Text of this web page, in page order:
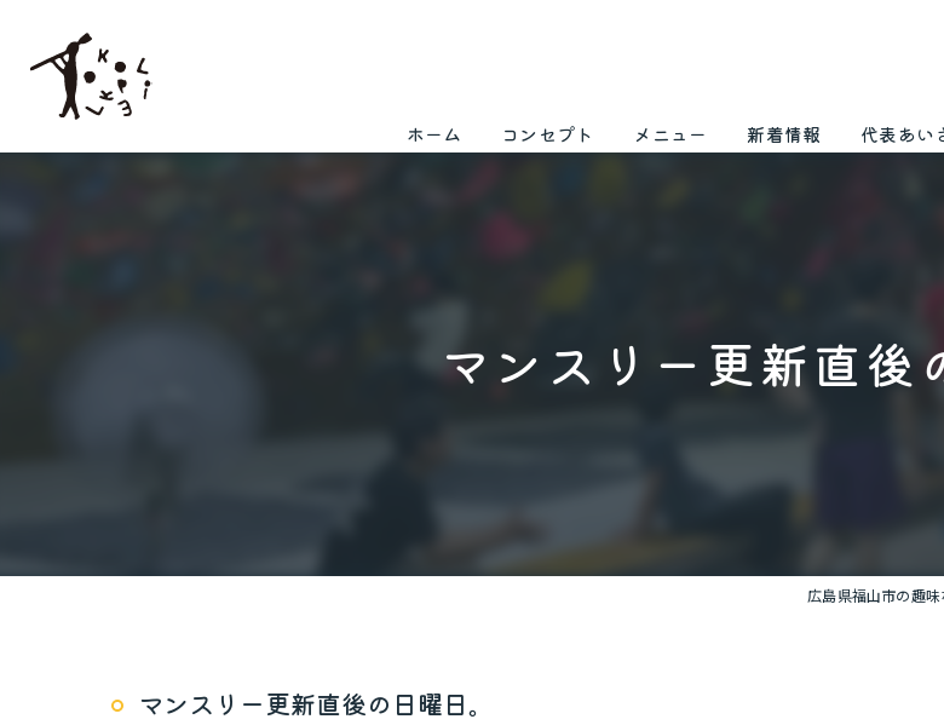
ホーム コンセプト メニュー 新着情報 代表あい
マンスリー更新直後
広島県福山市の趣味
マンスリー更新直後の日曜日。